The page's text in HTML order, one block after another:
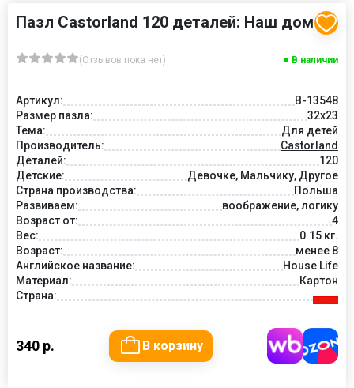
Пазл Castorland 120 деталей: Наш дом
(Отзывов пока нет) В наличии
Артикул:
В-13548
Размер пазла:
32x23
Тема:
Для детей
Производитель:
Castorland
Деталей:
120
Детские:
Девочке, Мальчику, Другое
Страна производства:
Польша
Развиваем:
воображение, логику
Возраст от:
4
Вес:
0.15 кг.
Возраст:
менее 8
Английское название:
House Life
Материал:
Картон
Страна:
340 р. В корзину